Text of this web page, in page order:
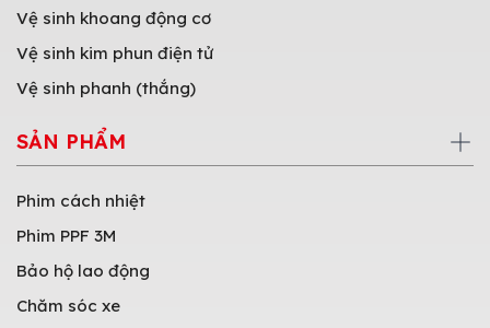
Vệ sinh khoang động cơ
Vệ sinh kim phun điện tử
Vệ sinh phanh (thắng)
SẢN PHẨM
Phim cách nhiệt
Phim PPF 3M
Bảo hộ lao động
Chăm sóc xe